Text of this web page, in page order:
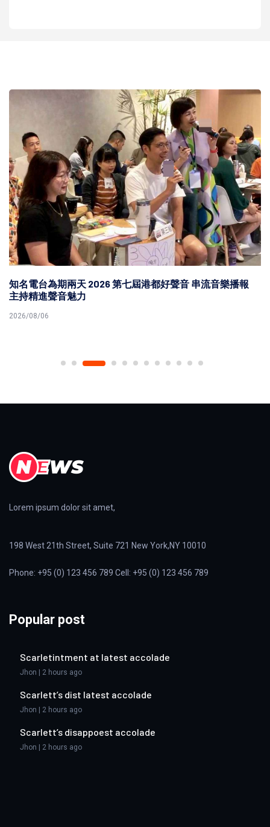
知名電台為期兩天 2026 第七屆港都好聲音 串流音樂播報
主持精進聲音魅力
2026/08/06
Lorem ipsum dolor sit amet,
198 West 21th Street, Suite 721 New York,NY 10010
Phone: +95 (0) 123 456 789 Cell: +95 (0) 123 456 789
Popular post
Scarletintment at latest accolade
Jhon | 2 hours ago
Scarlett’s dist latest accolade
Jhon | 2 hours ago
Scarlett’s disappoest accolade
Jhon | 2 hours ago